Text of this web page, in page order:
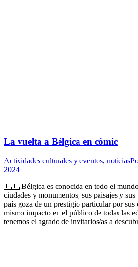
La vuelta a Bélgica en cómic
Actividades culturales y eventos, noticias
2024
🇧🇪 Bélgica es conocida en todo el mundo
ciudades y monumentos, sus paisajes y
país goza de un prestigio particular por sus
mismo impacto en el público de todas las
tenemos el agrado de invitarlos/as a